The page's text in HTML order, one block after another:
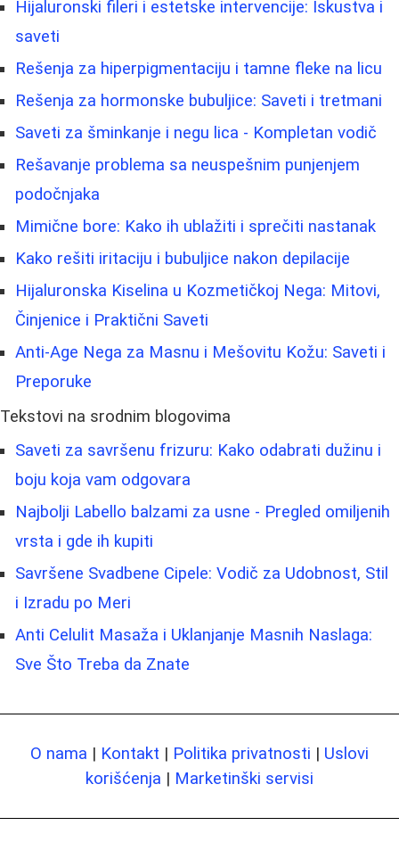
Hijaluronski fileri i estetske intervencije: Iskustva i
saveti
Rešenja za hiperpigmentaciju i tamne fleke na licu
Rešenja za hormonske bubuljice: Saveti i tretmani
Saveti za šminkanje i negu lica - Kompletan vodič
Rešavanje problema sa neuspešnim punjenjem
podočnjaka
Mimične bore: Kako ih ublažiti i sprečiti nastanak
Kako rešiti iritaciju i bubuljice nakon depilacije
Hijaluronska Kiselina u Kozmetičkoj Nega: Mitovi,
Činjenice i Praktični Saveti
Anti-Age Nega za Masnu i Mešovitu Kožu: Saveti i
Preporuke
Tekstovi na srodnim blogovima
Saveti za savršenu frizuru: Kako odabrati dužinu i
boju koja vam odgovara
Najbolji Labello balzami za usne - Pregled omiljenih
vrsta i gde ih kupiti
Savršene Svadbene Cipele: Vodič za Udobnost, Stil
i Izradu po Meri
Anti Celulit Masaža i Uklanjanje Masnih Naslaga:
Sve Što Treba da Znate
O nama | Kontakt | Politika privatnosti | Uslovi
korišćenja | Marketinški servisi